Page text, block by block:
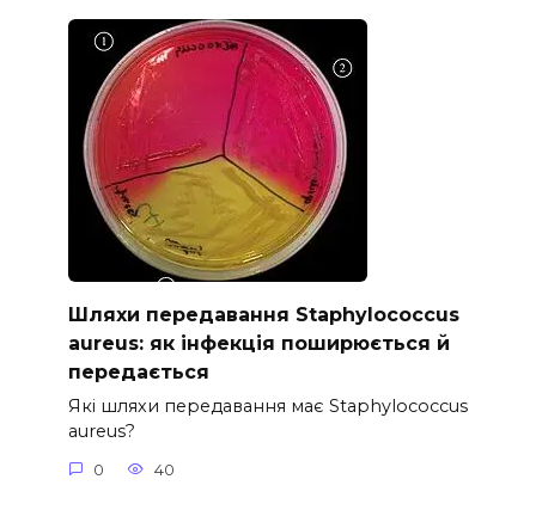
Шляхи передавання Staphylococcus
aureus: як інфекція поширюється й
передається
Які шляхи передавання має Staphylococcus
aureus?
0 40